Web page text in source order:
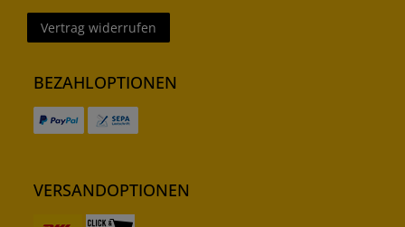
Vertrag widerrufen
BEZAHLOPTIONEN
VERSANDOPTIONEN